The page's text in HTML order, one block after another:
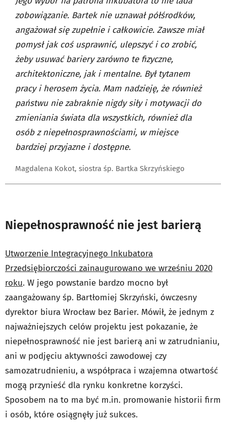
zobowiązanie. Bartek nie uznawał półśrodków,
angażował się zupełnie i całkowicie. Zawsze miał
pomysł jak coś usprawnić, ulepszyć i co zrobić,
żeby usuwać bariery zarówno te fizyczne,
architektoniczne, jak i mentalne. Był tytanem
pracy i herosem życia. Mam nadzieję, że również
państwu nie zabraknie nigdy siły i motywacji do
zmieniania świata dla wszystkich, również dla
osób z niepełnosprawnościami, w miejsce
bardziej przyjazne i dostępne.
Magdalena Kokot, siostra śp. Bartka Skrzyńskiego
Niepełnosprawność nie jest barierą
Utworzenie Integracyjnego Inkubatora
Przedsiębiorczości zainaugurowano we wrześniu 2020
roku. W jego powstanie bardzo mocno był
zaangażowany śp. Bartłomiej Skrzyński, ówczesny
dyrektor biura Wrocław bez Barier. Mówił, że jednym z
najważniejszych celów projektu jest pokazanie, że
niepełnosprawność nie jest barierą ani w zatrudnianiu,
ani w podjęciu aktywności zawodowej czy
samozatrudnieniu, a współpraca i wzajemna otwartość
mogą przynieść dla rynku konkretne korzyści.
Sposobem na to ma być m.in. promowanie historii firm
i osób, które osiągnęły już sukces.